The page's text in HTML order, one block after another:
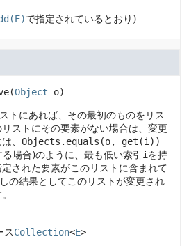
で指定されているとおり)
(Object o)
トにあれば、その最初のものをリス
リストにその要素がない場合は、変更
、 Objects.equals(o, get(i))
場合)のように、最も低い索引 i を持
定された要素がこのリストに含まれて
の結果としてこのリストが変更され
スCollection<E>